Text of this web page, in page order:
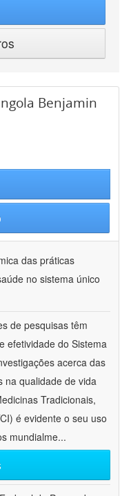
Benjamin
das práticas
no sistema único
de pesquisas têm
efetividade do Sistema
acerca das
na qualidade de vida
Tradicionais,
é evidente o seu uso
mundialme...